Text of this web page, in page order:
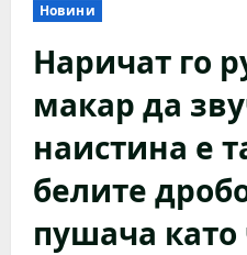
Новини
Наричат го
макар да
наистина е
белите
пушача като